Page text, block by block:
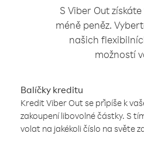
S Viber Out
méně peněz.
našich
možností
Balíčky kreditu
Kredit Viber Out se připíše k
zakoupení libovolné částky. S
volat na jakékoli číslo na světe